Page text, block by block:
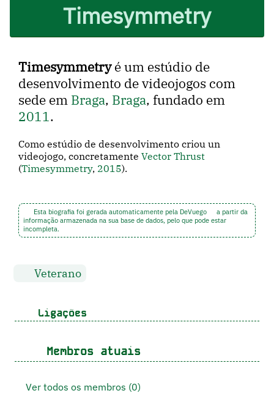
Timesymmetry
Timesymmetryé um estúdio de
desenvolvimento de videojogos com
sede em Braga, Braga, fundado em
2011.
Como estúdio de desenvolvimento criou un
videojogo, concretamenteVector Thrust
(Timesymmetry, 2015).
Esta biografia foi gerada automaticamente pela DeVuego
a partir da
informação armazenada na sua base de dados, pelo que pode estar
incompleta.
Veterano
Ligações
Membros atuais
Ver todos os membros (0)